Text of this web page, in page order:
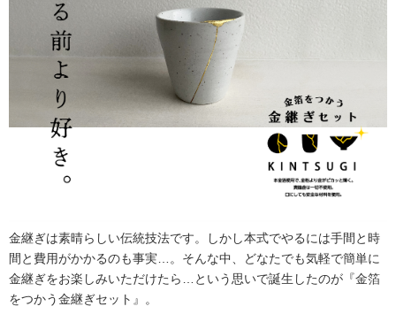
金継ぎは素晴らしい伝統技法です。しかし本式でやるには手間と時
間と費用がかかるのも事実…。そんな中、どなたでも気軽で簡単に
金継ぎをお楽しみいただけたら…という思いで誕生したのが『金箔
をつかう金継ぎセット』。